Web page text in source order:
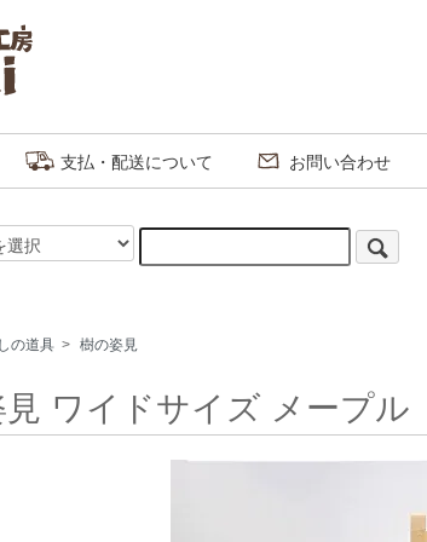
支払・配送について お問い合わせ
の道具 > 樹の姿見
見 ワイドサイズ メープル